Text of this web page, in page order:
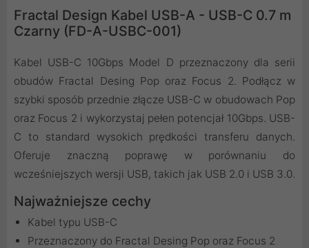
Fractal Design Kabel USB-A - USB-C 0.7 m
Czarny (FD-A-USBC-001)
Kabel USB-C 10Gbps Model D przeznaczony dla serii
obudów Fractal Desing Pop oraz Focus 2. Podłącz w
szybki sposób przednie złącze USB-C w obudowach Pop
oraz Focus 2 i wykorzystaj pełen potencjał 10Gbps. USB-
C to standard wysokich prędkości transferu danych.
Oferuje znaczną poprawę w porównaniu do
wcześniejszych wersji USB, takich jak USB 2.0 i USB 3.0.
Najważniejsze cechy
Kabel typu USB-C
Przeznaczony do Fractal Desing Pop oraz Focus 2